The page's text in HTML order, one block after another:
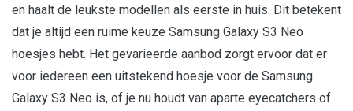
en haalt de leukste modellen als eerste in huis. Dit betekent
dat je altijd een ruime keuze Samsung Galaxy S3 Neo
hoesjes hebt. Het gevarieerde aanbod zorgt ervoor dat er
voor iedereen een uitstekend hoesje voor de Samsung
Galaxy S3 Neo is, of je nu houdt van aparte eyecatchers of